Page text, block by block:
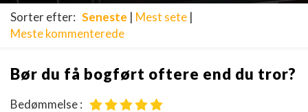
Sorter efter: Seneste | Mest sete |
Meste kommenterede
Bør du få bogført oftere end du tror?
Bedømmelse :